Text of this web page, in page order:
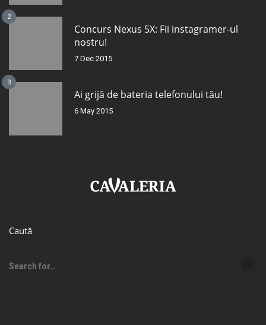
2
Concurs Nexus 5X: Fii instagramer-ul
nostru!
7 Dec 2015
3
Ai grijă de bateria telefonului tău!
6 May 2015
Caută